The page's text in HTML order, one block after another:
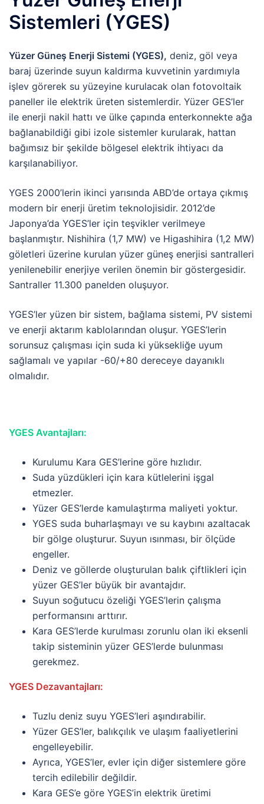
Sistemleri (YGES)
Yüzer Güneş Enerji Sistemi (YGES), deniz, göl veya
baraj üzerinde suyun kaldırma kuvvetinin yardımıyla
işlev görerek su yüzeyine kurulacak olan fotovoltaik
paneller ile elektrik üreten sistemlerdir. Yüzer GES’ler
ile enerji nakil hattı ve ülke çapında enterkonnekte ağa
bağlanabildiği gibi izole sistemler kurularak, hattan
bağımsız bir şekilde bölgesel elektrik ihtiyacı da
karşılanabiliyor.
YGES 2000’lerin ikinci yarısında ABD’de ortaya çıkmış
modern bir enerji üretim teknolojisidir. 2012’de
Japonya’da YGES’ler için teşvikler verilmeye
başlanmıştır. Nishihira (1,7 MW) ve Higashihira (1,2 MW)
göletleri üzerine kurulan yüzer güneş enerjisi santralleri
yenilenebilir enerjiye verilen önemin bir göstergesidir.
Santraller 11.300 panelden oluşuyor.
YGES’ler yüzen bir sistem, bağlama sistemi, PV sistemi
ve enerji aktarım kablolarından oluşur. YGES’lerin
sorunsuz çalışması için suda ki yüksekliğe uyum
sağlamalı ve yapılar -60/+80 dereceye dayanıklı
olmalıdır.
YGES Avantajları:
Kurulumu Kara GES’lerine göre hızlıdır.
Suda yüzdükleri için kara kütlelerini işgal
etmezler.
Yüzer GES’lerde kamulaştırma maliyeti yoktur.
YGES suda buharlaşmayı ve su kaybını azaltacak
bir gölge oluşturur. Suyun ısınması, bir ölçüde
engeller.
Deniz ve göllerde oluşturulan balık çiftlikleri için
yüzer GES’ler büyük bir avantajdır.
Suyun soğutucu özeliği YGES’lerin çalışma
performansını arttırır.
Kara GES’lerde kurulması zorunlu olan iki eksenli
takip sisteminin yüzer GES’lerde bulunması
gerekmez.
YGES Dezavantajları:
Tuzlu deniz suyu YGES’leri aşındırabilir.
Yüzer GES’ler, balıkçılık ve ulaşım faaliyetlerini
engelleyebilir.
Ayrıca, YGES’ler, evler için diğer sistemlere göre
tercih edilebilir değildir.
Kara GES’e göre YGES’in elektrik üretimi